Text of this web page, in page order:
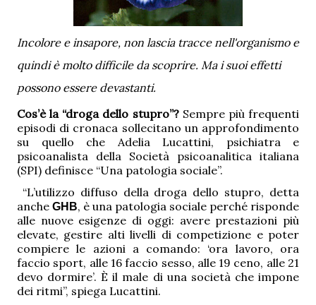
Incolore e insapore, non lascia tracce nell'organismo e
quindi è molto difficile da scoprire. Ma i suoi effetti
possono essere devastanti.
Cos’è la “droga dello stupro”?Sempre più frequenti
episodi di cronaca sollecitano un approfondimento
su quello che Adelia Lucattini, psichiatra e
psicoanalista della Società psicoanalitica italiana
(SPI) definisce “Una patologia sociale”.
“L’utilizzo diffuso della droga dello stupro, detta
anche GHB, è una patologia sociale perché risponde
alle nuove esigenze di oggi: avere prestazioni più
elevate, gestire alti livelli di competizione e poter
compiere le azioni a comando: ‘ora lavoro, ora
faccio sport, alle 16 faccio sesso, alle 19 ceno, alle 21
devo dormire’. È il male di una società che impone
dei ritmi”, spiega Lucattini.